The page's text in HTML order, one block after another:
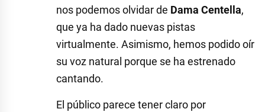
nos podemos olvidar de Dama Centella,
que ya ha dado nuevas pistas
virtualmente. Asimismo, hemos podido oír
su voz natural porque se ha estrenado
cantando.
El público parece tener claro por